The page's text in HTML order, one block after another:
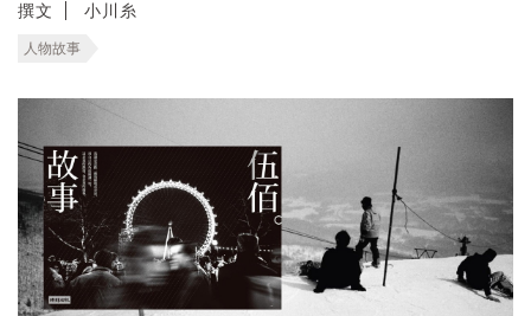
撰文 小川糸
人物故事